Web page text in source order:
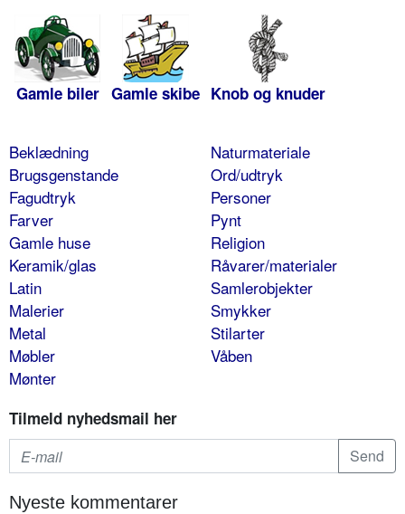
Gamle biler Gamle skibe Knob og knuder
Beklædning
Brugsgenstande
Fagudtryk
Farver
Gamle huse
Keramik/glas
Latin
Malerier
Metal
Møbler
Mønter
Naturmateriale
Ord/udtryk
Personer
Pynt
Religion
Råvarer/materialer
Samlerobjekter
Smykker
Stilarter
Våben
Tilmeld nyhedsmail her
Nyeste kommentarer